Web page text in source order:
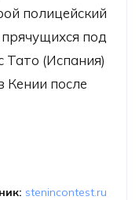
полицейский
под
Тато (Испания)
Кении после
назвал
stenincontest.ru